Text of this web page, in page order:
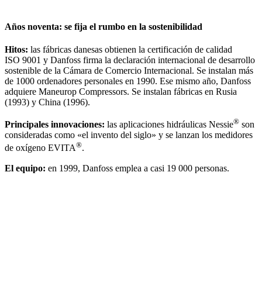
Años noventa: se fija el rumbo en la sostenibilidad
Hitos: las fábricas danesas obtienen la certificación de calidad
ISO 9001 y Danfoss firma la declaración internacional de desarrollo
sostenible de la Cámara de Comercio Internacional. Se instalan más
de 1000 ordenadores personales en 1990. Ese mismo año, Danfoss
adquiere Maneurop Compressors. Se instalan fábricas en Rusia
(1993) y China (1996).
Principales innovaciones: las aplicaciones hidráulicas Nessie® son
consideradas como «el invento del siglo» y se lanzan los medidores
de oxígeno EVITA®.
El equipo: en 1999, Danfoss emplea a casi 19 000 personas.